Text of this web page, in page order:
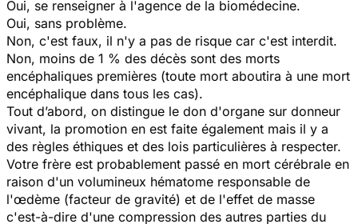
Oui, se renseigner à l'agence de la biomédecine.
Oui, sans problème.
Non, c'est faux, il n'y a pas de risque car c'est interdit.
Non, moins de 1 % des décès sont des morts
encéphaliques premières (toute mort aboutira à une mort
encéphalique dans tous les cas).
Tout d’abord, on distingue le don d'organe sur donneur
vivant, la promotion en est faite également mais il y a
des règles éthiques et des lois particulières à respecter.
Votre frère est probablement passé en mort cérébrale en
raison d'un volumineux hématome responsable de
l'œdème (facteur de gravité) et de l'effet de masse
c'est-à-dire d'une compression des autres parties du